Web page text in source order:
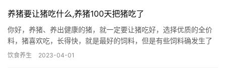
养猪要让猪吃什么,养猪100天把猪吃了
你好，养猪、养出健康的猪，就一定要让猪吃好，选择优质的全价
料，猪喜欢吃，长得快，就是最好的饲料，但是有些饲料确发生了
变化，下面就把饲料变化的一些注意事项给你普及一下，希望能给
饮食养生 2023-04-01